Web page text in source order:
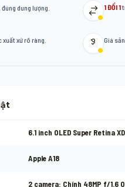
dung lượng. 1 ĐỔI 1
xứ rõ ràng. Giá
6.1 inch OLED Super Retina
Apple A18
2 camera: Chính 48MP f/1.6